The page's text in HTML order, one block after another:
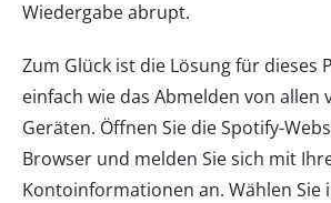
Wiedergabe abrupt.
Zum Glück ist die Lösung für dieses
einfach wie das Abmelden von allen
Geräten. Öffnen Sie die Spotify-
Browser und melden Sie sich mit
Kontoinformationen an. Wählen Sie